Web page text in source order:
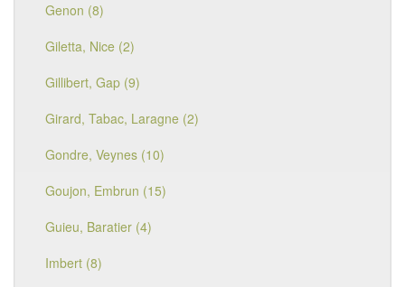
Genon (8)
Giletta, Nice (2)
Gillibert, Gap (9)
Girard, Tabac, Laragne (2)
Gondre, Veynes (10)
Goujon, Embrun (15)
Guieu, Baratier (4)
Imbert (8)